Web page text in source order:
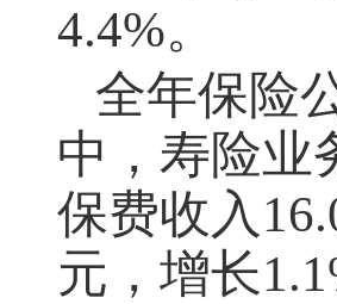
4.4%。
全年保险
中，寿险业
保费收入
元，增长